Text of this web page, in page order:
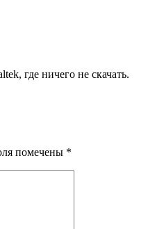
где ничего не скачать.
помечены *